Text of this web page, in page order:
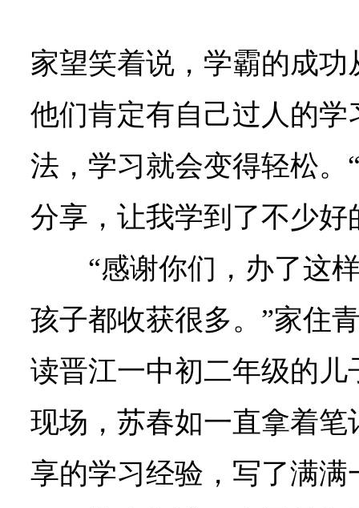
家望笑着说，学霸的成
他们肯定有自己过人的
法，学习就会变得轻松。
分享，让我学到了不少好
“感谢你们，办了这
孩子都收获很多。”家住
读晋江一中初二年级的
现场，苏春如一直拿着
享的学习经验，写了满满